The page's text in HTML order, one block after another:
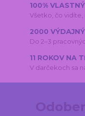
100%
Všetko, čo
2000
Do 2–3
11 ROKOV NA
V darčekoch sa